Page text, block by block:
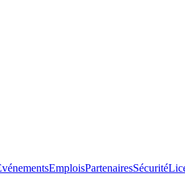
EmploisPartenairesSécurité